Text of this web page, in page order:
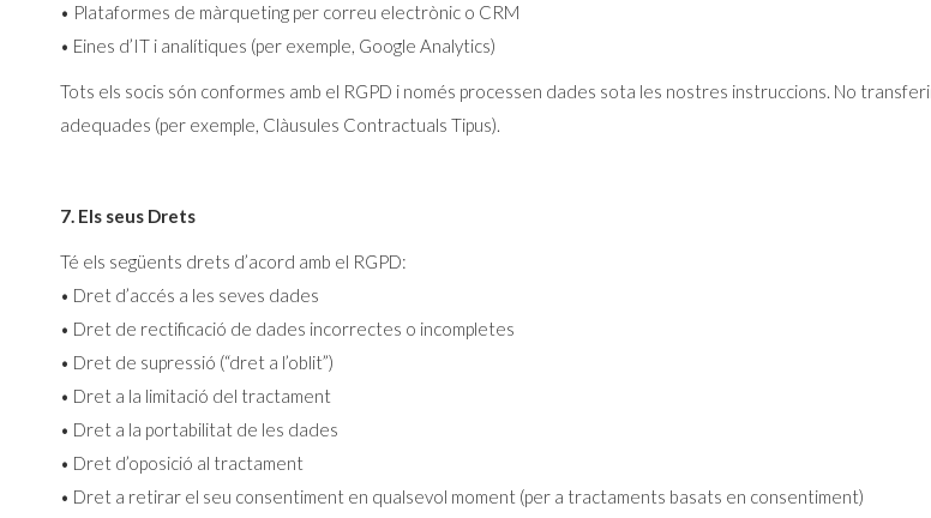
• Plataformes de màrqueting per correu electrònic o CRM
• Eines d’IT i analítiques (per exemple, Google Analytics)
Tots els socis són conformes amb el RGPD i només processen dades sota les nostres instruccions. No
adequades (per exemple, Clàusules Contractuals Tipus).
7. Els seus Drets
Té els següents drets d’acord amb el RGPD:
• Dret d’accés a les seves dades
• Dret de rectificació de dades incorrectes o incompletes
• Dret de supressió (“dret a l’oblit”)
• Dret a la limitació del tractament
• Dret a la portabilitat de les dades
• Dret d’oposició al tractament
• Dret a retirar el seu consentiment en qualsevol moment (per a tractaments basats en consentiment)